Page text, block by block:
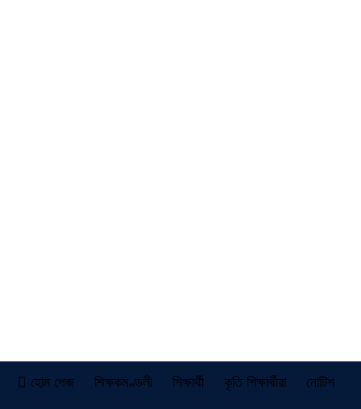
হোম পেজ শিক্ষকমণ্ডলী শিক্ষার্থী কৃতি শিক্ষার্থীরা নোটিশ